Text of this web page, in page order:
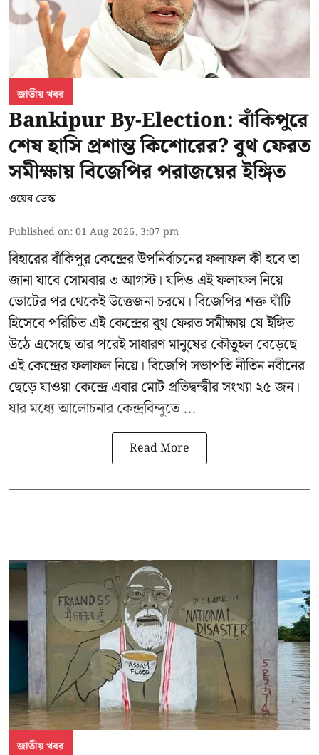
জাতীয় খবর
Bankipur By-Election: বাঁকিপুরে
শেষ হাসি প্রশান্ত কিশোরের? বুথ ফেরত
সমীক্ষায় বিজেপির পরাজয়ের ইঙ্গিত
ওয়েব ডেস্ক
Published on:01 Aug 2026, 3:07 pm
বিহারের বাঁকিপুর কেন্দ্রের উপনির্বাচনের ফলাফল কী হবে তা
জানা যাবে সোমবার ৩ আগস্ট। যদিও এই ফলাফল নিয়ে
ভোটের পর থেকেই উত্তেজনা চরমে। বিজেপির শক্ত ঘাঁটি
হিসেবে পরিচিত এই কেন্দ্রের বুথ ফেরত সমীক্ষায় যে ইঙ্গিত
উঠে এসেছে তার পরেই সাধারণ মানুষের কৌতূহল বেড়েছে
এই কেন্দ্রের ফলাফল নিয়ে। বিজেপি সভাপতি নীতিন নবীনের
ছেড়ে যাওয়া কেন্দ্রে এবার মোট প্রতিদ্বন্দ্বীর সংখ্যা ২৫ জন।
যার মধ্যে আলোচনার কেন্দ্রবিন্দুতে ...
Read More
জাতীয় খবর